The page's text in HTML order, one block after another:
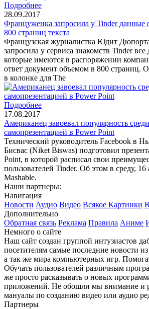
Подробнее
28.09.2017
Француженка запросила у Tinder данные
800 страниц текста
Французская журналистка Юдит
запросила у сервиса знакомств Tinder
которые имеются в распоряжении
ответ документ объемом в 800 страниц.
в колонке для The
Подробнее
17.08.2017
Американец завоевал популярность
самопрезентацией в Power Point
Технический руководитель Facebook в
Бисвас (Niket Biswas) подготовил
Point, в которой расписал свои
пользователей Tinder. Об этом в среду, 16
Mashable.
Наши партнеры:
Навигация
Новости Аудио Видео Всякое Картинки
Дополнительно
Обратная связь Реклама Правила Аниме
Немного о сайте
Наш сайт создан группой интузиастов
посетителям самые последние новости
а так же мира компьютерных игр.
Обучать пользователей различным
же просто расказывать о новых
приложений. Не обошли мы внимание и
мануалы по созданию видео или аудио
Партнеры